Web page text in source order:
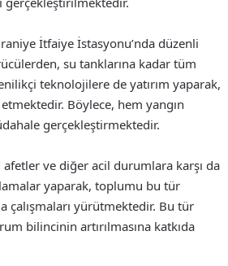
İtfaiye İstasyonu’nda düzenli
su tanklarına kadar tüm
teknolojilere de yatırım yaparak,
Böylece, hem yangın
gerçekleştirmektedir.
ve diğer acil durumlara karşı da
yaparak, toplumu bu tür
yürütmektedir. Bu tür
bilincinin artırılmasına katkıda